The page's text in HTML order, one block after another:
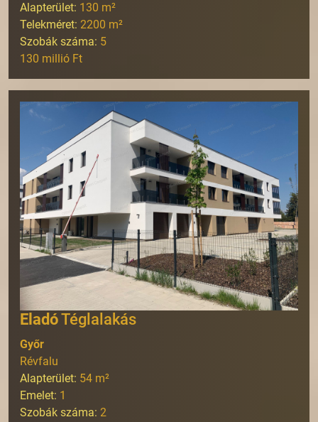
Alapterület: 130 m²
Telekméret: 2200 m²
Szobák száma: 5
130 millió Ft
EladóTéglalakás
Győr
Révfalu
Alapterület: 54 m²
Emelet: 1
Szobák száma: 2